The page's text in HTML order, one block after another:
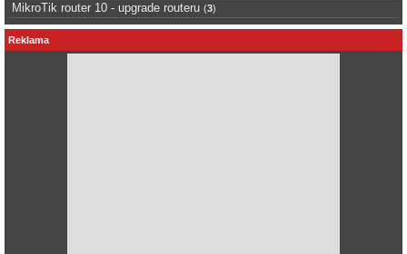
MikroTik router 10 - upgrade routeru (3)
Reklama